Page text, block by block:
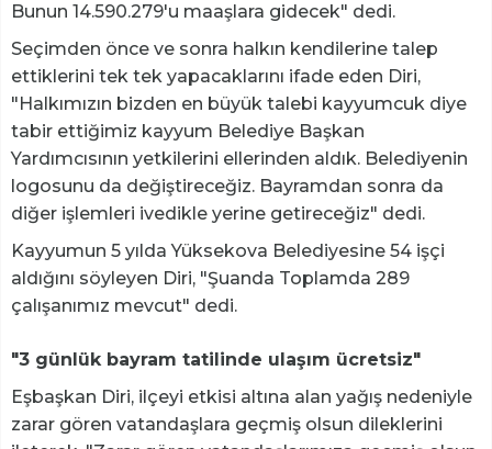
Bunun 14.590.279'u maaşlara gidecek" dedi.
Seçimden önce ve sonra halkın kendilerine talep
ettiklerini tek tek yapacaklarını ifade eden Diri,
"Halkımızın bizden en büyük talebi kayyumcuk diye
tabir ettiğimiz kayyum Belediye Başkan
Yardımcısının yetkilerini ellerinden aldık. Belediyenin
logosunu da değiştireceğiz. Bayramdan sonra da
diğer işlemleri ivedikle yerine getireceğiz" dedi.
Kayyumun 5 yılda Yüksekova Belediyesine 54 işçi
aldığını söyleyen Diri, "Şuanda Toplamda 289
çalışanımız mevcut" dedi.
"3 günlük bayram tatilinde ulaşım ücretsiz"
Eşbaşkan Diri, ilçeyi etkisi altına alan yağış nedeniyle
zarar gören vatandaşlara geçmiş olsun dileklerini